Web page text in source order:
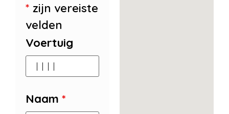
* zijn vereiste
velden
Voertuig
Naam *